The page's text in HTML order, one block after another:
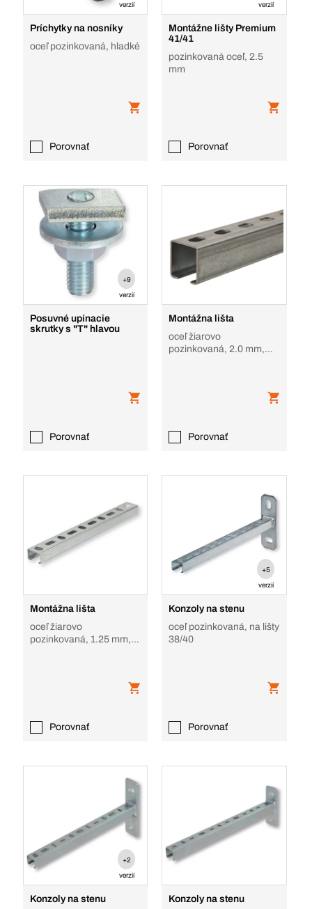
verzií
Príchytky na nosníky
oceľ pozinkovaná, hladké
Porovnať
verzií
Montážne lišty Premium
41/41
pozinkovaná oceľ, 2.5
mm
Porovnať
+9
verzií
Posuvné upínacie
skrutky s "T" hlavou
Porovnať
Montážna lišta
oceľ žiarovo
pozinkovaná, 2.0 mm,
Porovnať
Montážna lišta
oceľ žiarovo
pozinkovaná, 1.25 mm,
Porovnať
+5
verzií
Konzoly na stenu
oceľ pozinkovaná, na lišty
38/40
Porovnať
+2
verzií
Konzoly na stenu Konzoly na stenu